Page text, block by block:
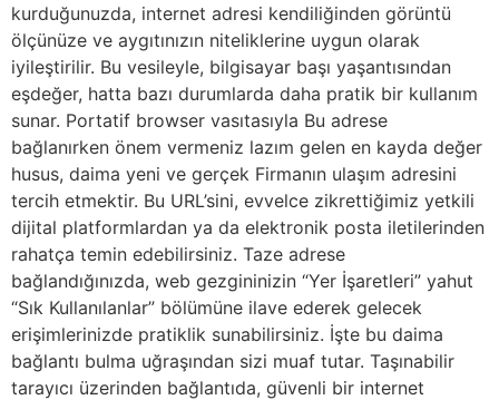
kurduğunuzda, internet adresi kendiliğinden görüntü
ölçünüze ve aygıtınızın niteliklerine uygun olarak
iyileştirilir. Bu vesileyle, bilgisayar başı yaşantısından
eşdeğer, hatta bazı durumlarda daha pratik bir kullanım
sunar. Portatif browser vasıtasıyla Bu adrese
bağlanırken önem vermeniz lazım gelen en kayda değer
husus, daima yeni ve gerçek Firmanın ulaşım adresini
tercih etmektir. Bu URL’sini, evvelce zikrettiğimiz yetkili
dijital platformlardan ya da elektronik posta iletilerinden
rahatça temin edebilirsiniz. Taze adrese
bağlandığınızda, web gezgininizin “Yer İşaretleri” yahut
“Sık Kullanılanlar” bölümüne ilave ederek gelecek
erişimlerinizde pratiklik sunabilirsiniz. İşte bu daima
bağlantı bulma uğraşından sizi muaf tutar. Taşınabilir
tarayıcı üzerinden bağlantıda, güvenli bir internet